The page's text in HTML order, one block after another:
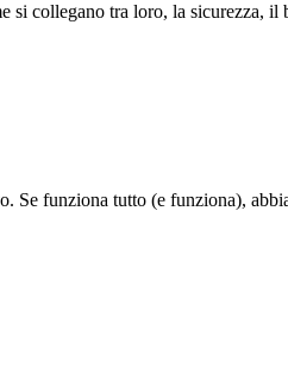
collegano tra loro, la sicurezza,
funziona tutto (e funziona),